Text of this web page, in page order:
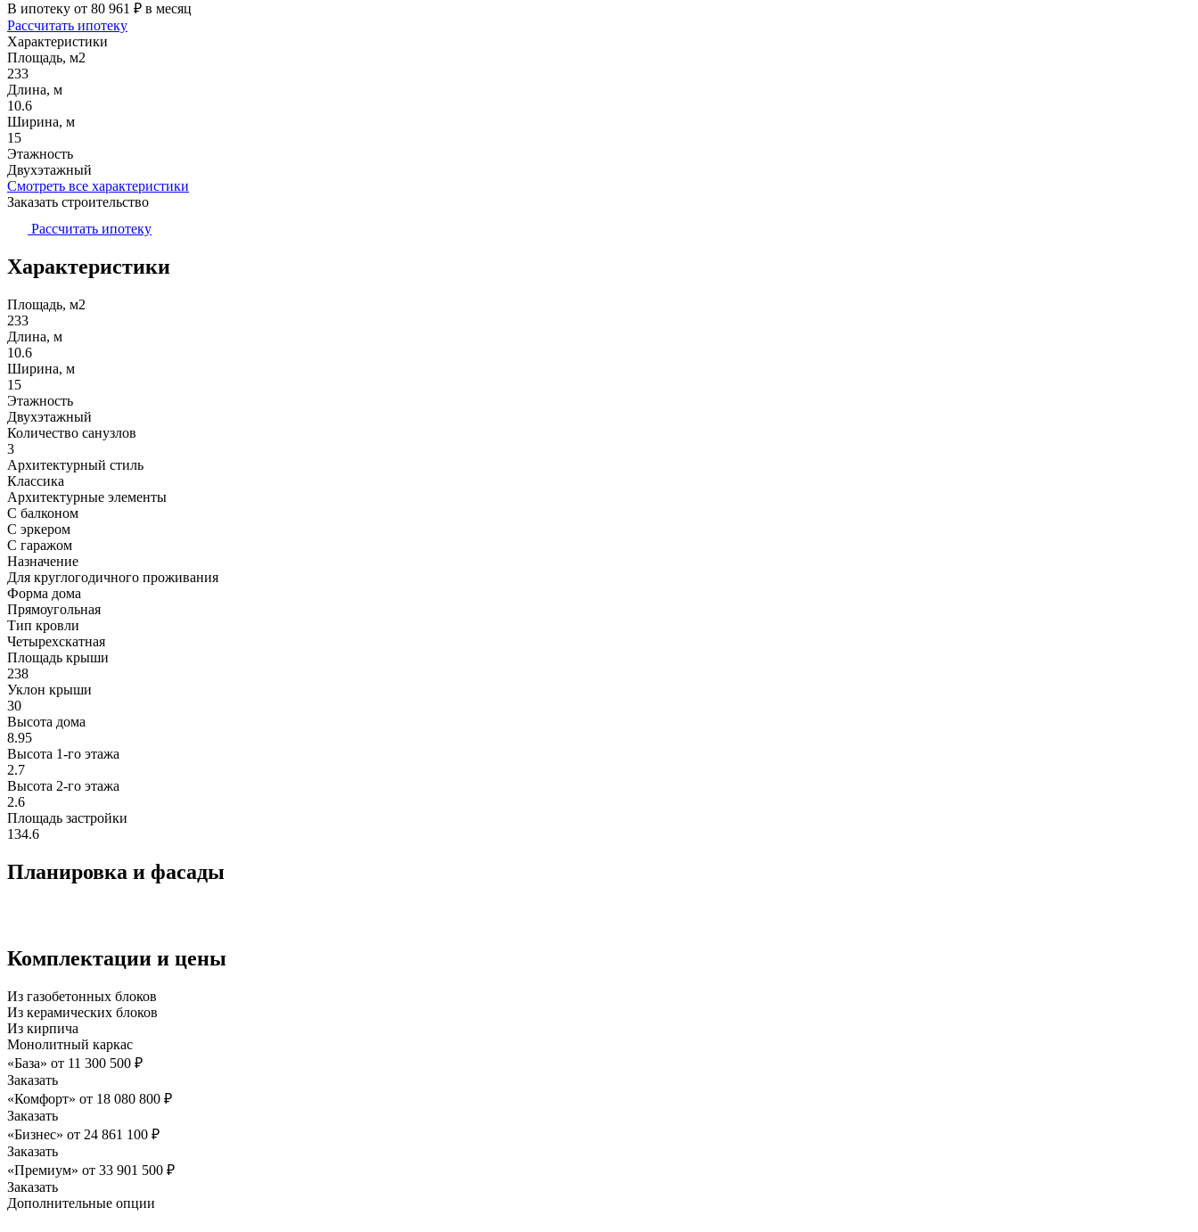
В ипотеку от 80 961 ₽ в месяц
Рассчитать ипотеку
Характеристики
Площадь, м2
233
Длина, м
10.6
Ширина, м
15
Этажность
Двухэтажный
Смотреть все характеристики
Заказать строительство
Рассчитать ипотеку
Характеристики
Площадь, м2
233
Длина, м
10.6
Ширина, м
15
Этажность
Двухэтажный
Количество санузлов
3
Архитектурный стиль
Классика
Архитектурные элементы
С балконом
С эркером
С гаражом
Назначение
Для круглогодичного проживания
Форма дома
Прямоугольная
Тип кровли
Четырехскатная
Площадь крыши
238
Уклон крыши
30
Высота дома
8.95
Высота 1-го этажа
2.7
Высота 2-го этажa
2.6
Площадь застройки
134.6
Планировка и фасады
Комплектации и цены
Из газобетонных блоков
Из керамических блоков
Из кирпича
Монолитный каркас
«База» от 11 300 500 ₽
Заказать
«Комфорт» от 18 080 800 ₽
Заказать
«Бизнес» от 24 861 100 ₽
Заказать
«Премиум» от 33 901 500 ₽
Заказать
Дополнительные опции